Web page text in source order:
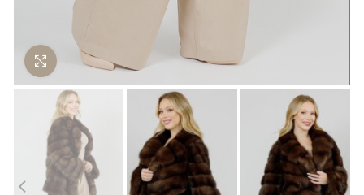
Нажмите чтобы увеличить